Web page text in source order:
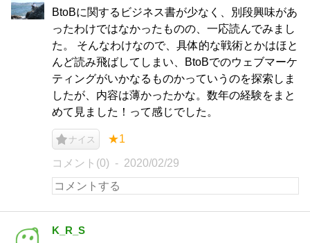
BtoBに関するビジネス書が少なく、別段興味があ
ったわけではなかったものの、一応読んでみまし
た。 そんなわけなので、具体的な戦術とかはほと
んど読み飛ばしてしまい、BtoBでのウェブマーケ
ティングがいかなるものかっていうのを探索しま
したが、内容は薄かったかな。数年の経験をまと
めて見ました！って感じでした。
ナイス ★1
コメント(0) 2020/02/29
K_R_S